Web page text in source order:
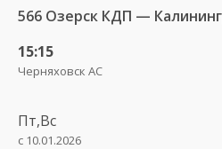
566 Озерск КДП —
15:15
Черняховск АС
Пт,Вс
с 10.01.2026